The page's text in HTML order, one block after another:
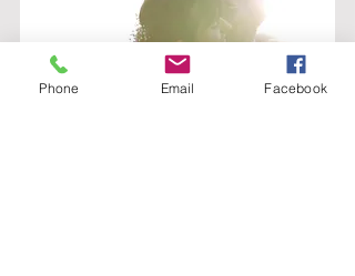
Phone Email Facebook